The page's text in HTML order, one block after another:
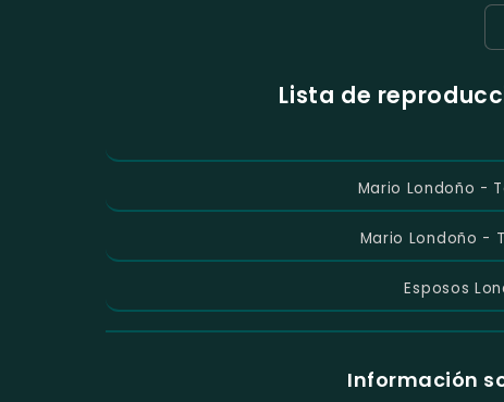
Lista de
Mario Londoño -
Mario Londoño -
Esposos
Información